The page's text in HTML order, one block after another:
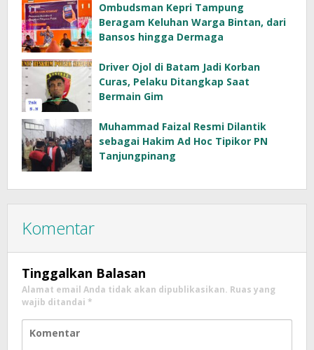
Ombudsman Kepri Tampung
Beragam Keluhan Warga Bintan, dari
Bansos hingga Dermaga
Driver Ojol di Batam Jadi Korban
Curas, Pelaku Ditangkap Saat
Bermain Gim
Muhammad Faizal Resmi Dilantik
sebagai Hakim Ad Hoc Tipikor PN
Tanjungpinang
Komentar
Tinggalkan Balasan
Alamat email Anda tidak akan dipublikasikan. Ruas yang
wajib ditandai *